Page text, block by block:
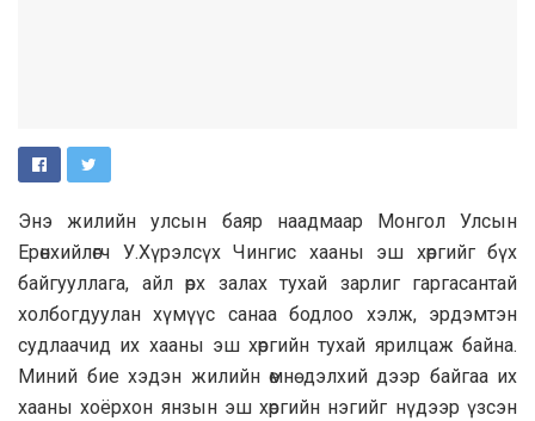
Энэ жилийн улсын баяр наадмаар Монгол Улсын
Ерөнхийлөгч У.Хүрэлсүх Чингис хааны эш хөргийг бүх
байгууллага, айл өрх залах тухай зарлиг гаргасантай
холбогдуулан хүмүүс санаа бодлоо хэлж, эрдэмтэн
судлаачид их хааны эш хөргийн тухай ярилцаж байна.
Миний бие хэдэн жилийн өмнө дэлхий дээр байгаа их
хааны хоёрхон янзын эш хөргийн нэгийг нүдээр үзсэн